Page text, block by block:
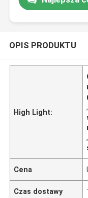
OPIS PRODUKTU
High Light:
,
,
Cena
Czas dostawy